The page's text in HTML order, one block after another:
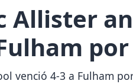
Allister
venció 4-3 a Fulham